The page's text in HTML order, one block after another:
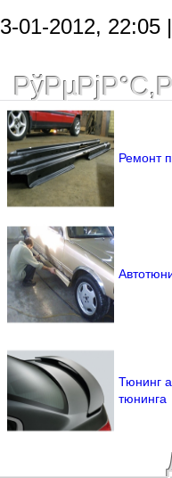
3-01-2012, 22:05
Ремонт
Тюнинг
тюнинга